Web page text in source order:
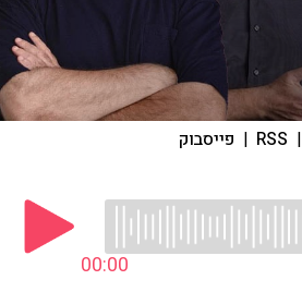
|
RSS
| פייסבוק
00:00